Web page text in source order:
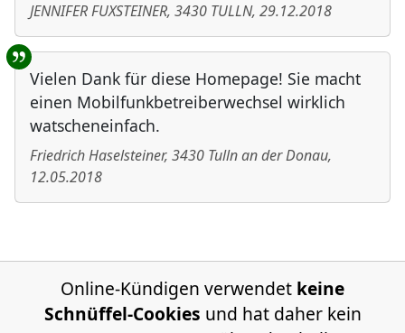
JENNIFER FUXSTEINER, 3430 TULLN, 29.12.2018
Vielen Dank für diese Homepage! Sie macht
einen Mobilfunkbetreiberwechsel wirklich
watscheneinfach.
Friedrich Haselsteiner, 3430 Tulln an der Donau,
12.05.2018
Online-Kündigen verwendet keine
Schnüffel-Cookies und hat daher kein